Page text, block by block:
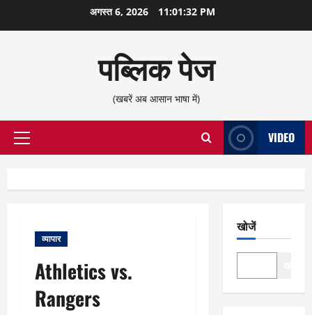
सामग्री
अगस्त 6, 2026 11:01:32 PM
पब्लिक पेज
(खबरें अब आसान भाषा में)
प्राथमिक
VIDEO
व्यापार
Athletics vs.
Rangers
खोजें